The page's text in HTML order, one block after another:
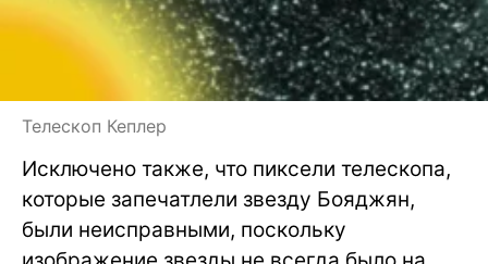
Телескоп Кеплер
Исключено также, что пиксели телескопа,
которые запечатлели звезду Бояджян,
были неисправными, поскольку